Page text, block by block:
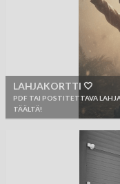
LAHJAKORTTI 🤍
PDF TAI POSTITETTAVA
TÄÄLTÄ!